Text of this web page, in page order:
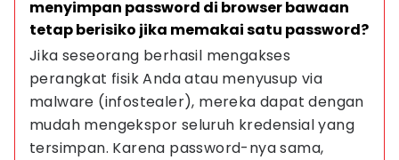
menyimpan password di browser bawaan
tetap berisiko jika memakai satu password?
Jika seseorang berhasil mengakses
perangkat fisik Anda atau menyusup via
malware (infostealer), mereka dapat dengan
mudah mengekspor seluruh kredensial yang
tersimpan. Karena password-nya sama,